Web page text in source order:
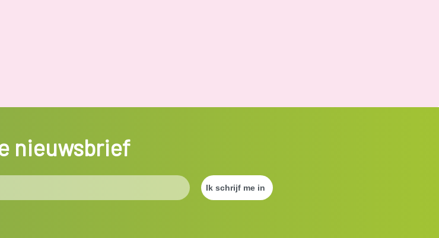
nieuwsbrief